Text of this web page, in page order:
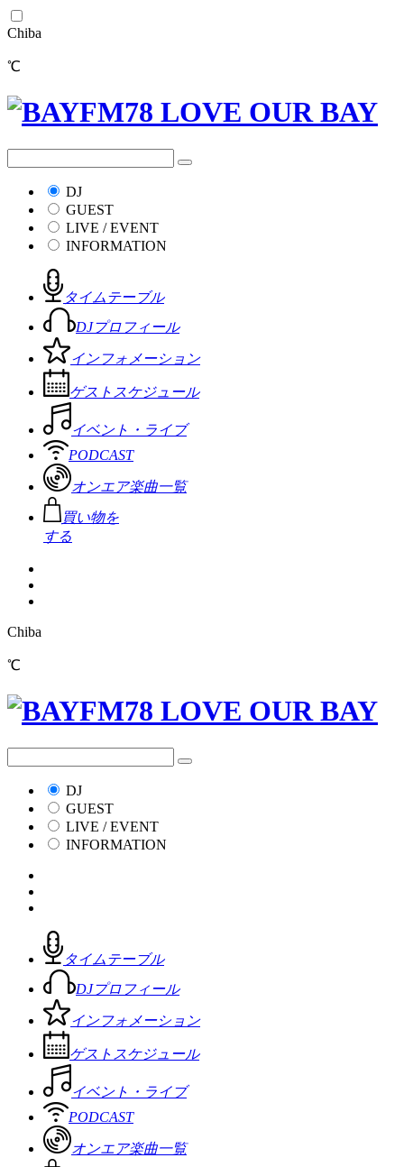
Chiba
℃
DJ
GUEST
LIVE / EVENT
INFORMATION
タイムテーブル
DJプロフィール
インフォメーション
ゲストスケジュール
イベント・ライブ
PODCAST
オンエア楽曲一覧
買い物を
する
Chiba
℃
DJ
GUEST
LIVE / EVENT
INFORMATION
タイムテーブル
DJプロフィール
インフォメーション
ゲストスケジュール
イベント・ライブ
PODCAST
オンエア楽曲一覧